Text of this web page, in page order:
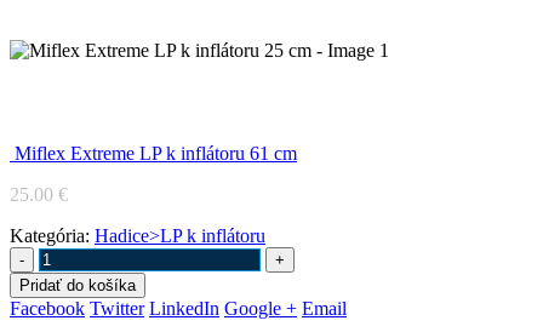
Miflex Extreme LP k inflátoru 61 cm
25.00 €
Kategória: Hadice>LP k inflátoru
-
+
Pridať do košíka
Facebook Twitter LinkedIn Google + Email